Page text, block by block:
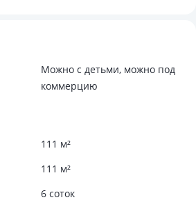
Можно с детьми, можно под
коммерцию
111 м²
111 м²
6 соток